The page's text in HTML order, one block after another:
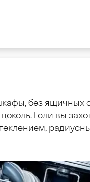
без ящичных
Если вы